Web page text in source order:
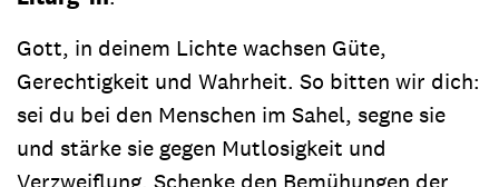
Gott, in deinem Lichte wachsen Güte,
Gerechtigkeit und Wahrheit. So bitten wir dich:
sei du bei den Menschen im Sahel, segne sie
und stärke sie gegen Mutlosigkeit und